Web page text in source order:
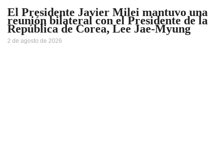
El Presidente Javier Milei mantuvo una
reunión bilateral con el Presidente de la
República de Corea, Lee Jae-Myung
2 de agosto de 2026